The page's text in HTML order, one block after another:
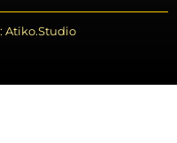
Atiko.Studio